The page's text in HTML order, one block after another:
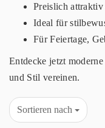
Preislich
Ideal für
Für Feiertage,
Entdecke jetzt
und Stil vereinen.
Sortieren nach